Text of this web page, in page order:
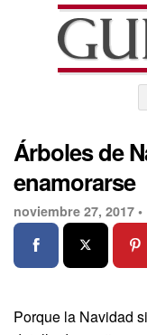
Árboles de
enamorarse
noviembre 27, 2017 •
Porque la Navidad